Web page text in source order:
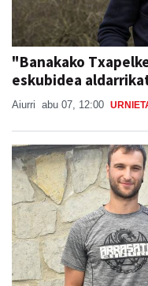
"Banakako
eskubidea
Aiurri abu 07, 12:00